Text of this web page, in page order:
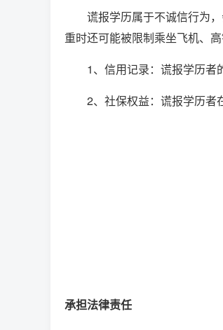
谎报学历属于不诚信行为
重时还可能被限制乘坐飞机、高
1、信用记录：谎报学历者
2、社保权益：谎报学历者
承担法律责任